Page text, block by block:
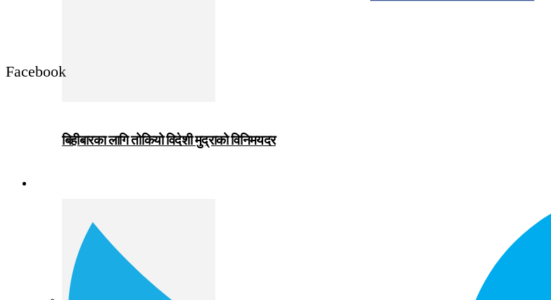
बिहीबारका लागि तोकियो विदेशी मुद्राको विनिमयदर
Facebook